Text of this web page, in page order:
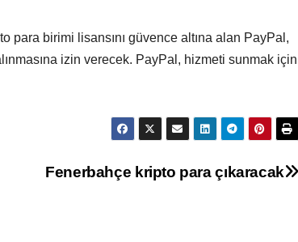
para birimi lisansını güvence altına alan PayPal,
izin verecek. PayPal, hizmeti sunmak için
Fenerbahçe kripto para çıkaracak